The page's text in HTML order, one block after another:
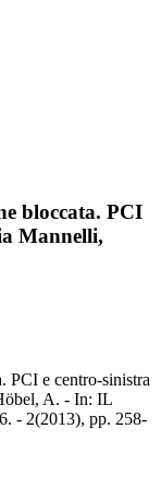
bloccata. PCI
Mannelli,
PCI e centro-sinistra
A. - In: IL
- 2(2013), pp. 258-